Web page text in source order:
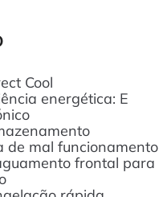
Cool
energética: E
de mal funcionamento
frontal para